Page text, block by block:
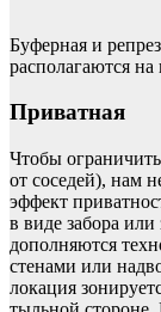
Буферная и
располагаются на
Приватная
Чтобы
от соседей), нам
эффект
в виде забора
дополняются
стенами или
локация